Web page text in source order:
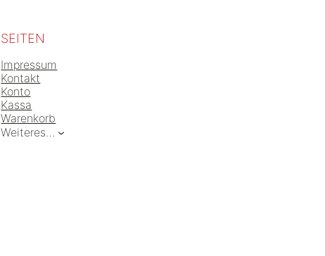
SEITEN
Impressum
Kontakt
Konto
Kassa
Warenkorb
Weiteres…